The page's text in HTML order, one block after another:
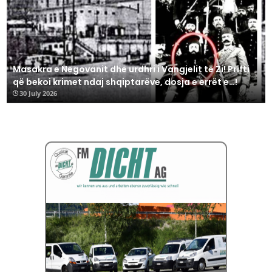
Masakra e Negovanit dhe urdhri i Vangjelit të Zi! Prifti
që bekoi krimet ndaj shqiptarëve, dosja e errët e…!
30 July 2026